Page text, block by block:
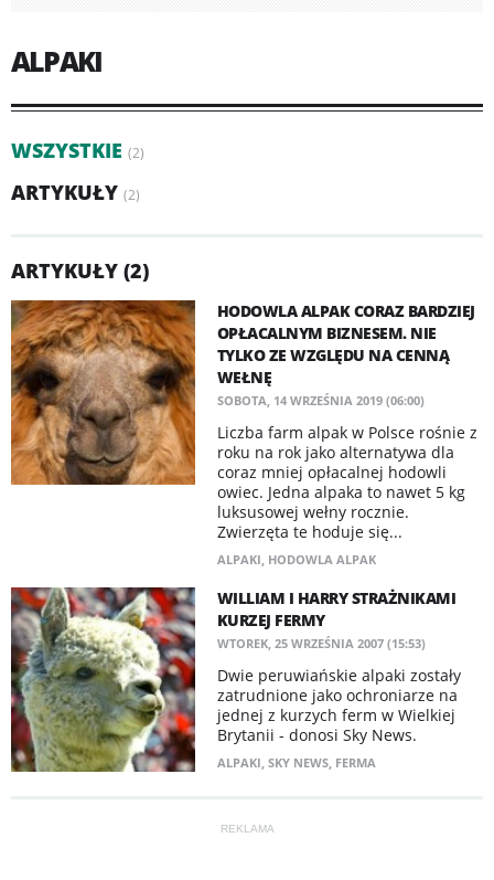
ALPAKI
WSZYSTKIE (2)
ARTYKUŁY (2)
ARTYKUŁY (2)
HODOWLA ALPAK CORAZ BARDZIEJ
OPŁACALNYM BIZNESEM. NIE
TYLKO ZE WZGLĘDU NA CENNĄ
WEŁNĘ
SOBOTA, 14 WRZEŚNIA 2019 (06:00)
Liczba farm alpak w Polsce rośnie z
roku na rok jako alternatywa dla
coraz mniej opłacalnej hodowli
owiec. Jedna alpaka to nawet 5 kg
luksusowej wełny rocznie.
Zwierzęta te hoduje się...
ALPAKI, HODOWLA ALPAK
WILLIAM I HARRY STRAŻNIKAMI
KURZEJ FERMY
WTOREK, 25 WRZEŚNIA 2007 (15:53)
Dwie peruwiańskie alpaki zostały
zatrudnione jako ochroniarze na
jednej z kurzych ferm w Wielkiej
Brytanii - donosi Sky News.
ALPAKI, SKY NEWS, FERMA
REKLAMA